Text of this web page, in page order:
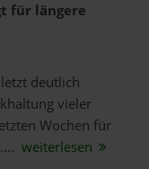
für längere
deutlich
vieler
Wochen für
weiterlesen